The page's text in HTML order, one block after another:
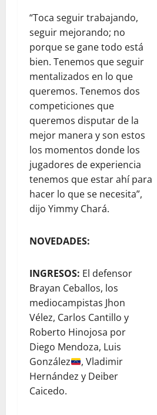
“Toca seguir trabajando,
seguir mejorando; no
porque se gane todo está
bien. Tenemos que seguir
mentalizados en lo que
queremos. Tenemos dos
competiciones que
queremos disputar de la
mejor manera y son estos
los momentos donde los
jugadores de experiencia
tenemos que estar ahí para
hacer lo que se necesita”,
dijo Yimmy Chará.
NOVEDADES:
INGRESOS: El defensor
Brayan Ceballos, los
mediocampistas Jhon
Vélez, Carlos Cantillo y
Roberto Hinojosa por
Diego Mendoza, Luis
González
, Vladimir
Hernández y Deiber
Caicedo.